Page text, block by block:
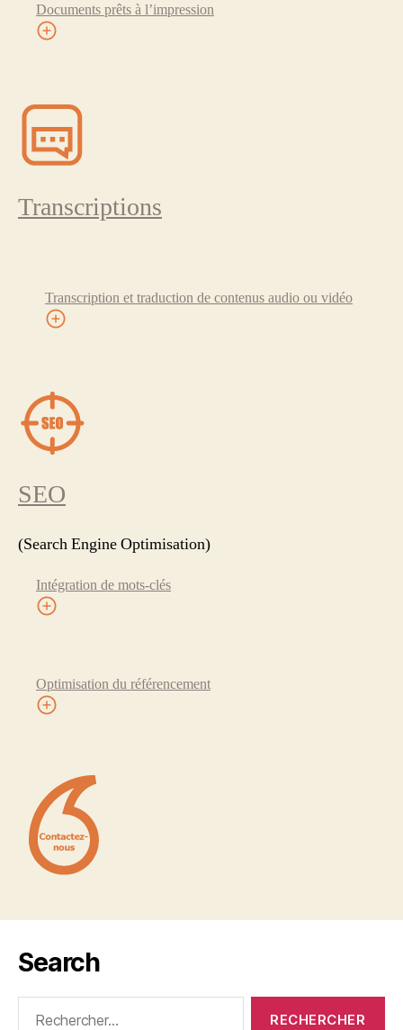
Documents prêts à l’impression
Transcriptions
Transcription et traduction de contenus audio ou vidéo
SEO
(Search Engine Optimisation)
Intégration de mots-clés
Optimisation du référencement
Search